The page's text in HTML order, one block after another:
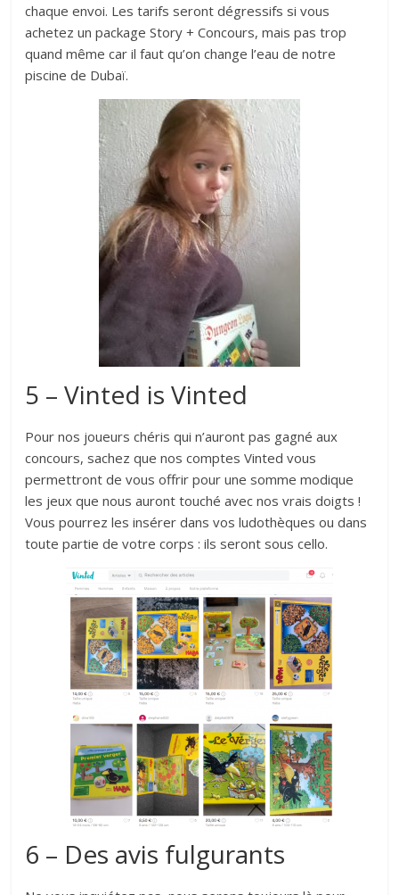
chaque envoi. Les tarifs seront dégressifs si vous
achetez un package Story + Concours, mais pas trop
quand même car il faut qu’on change l’eau de notre
piscine de Dubaï.
5 – Vinted is Vinted
Pour nos joueurs chéris qui n’auront pas gagné aux
concours, sachez que nos comptes Vinted vous
permettront de vous offrir pour une somme modique
les jeux que nous auront touché avec nos vrais doigts !
Vous pourrez les insérer dans vos ludothèques ou dans
toute partie de votre corps : ils seront sous cello.
6 – Des avis fulgurants